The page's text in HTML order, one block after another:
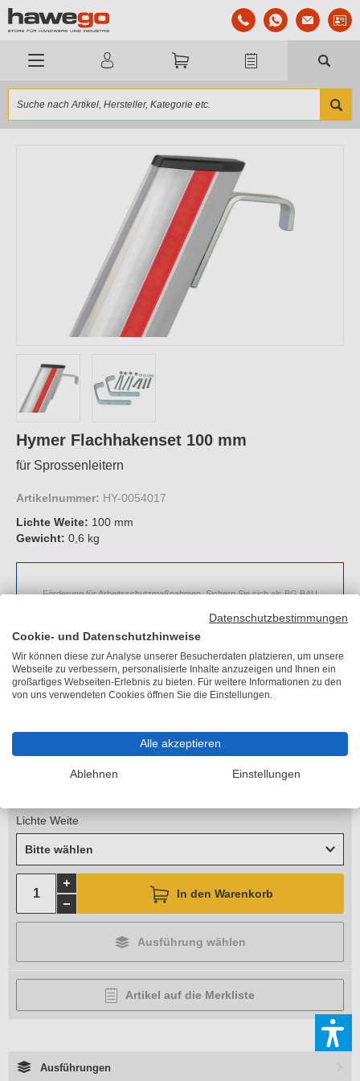
Hymer Flachhakenset 100 mm
für Sprossenleitern
Artikelnummer: HY-0054017
Lichte Weite: 100 mm
Gewicht: 0,6 kg
Förderung für Arbeitsschutzmaßnahmen. Sichern Sie sich als BG BAU
Arbeitsschutzprämie in Höhe von bis zu 50%.
59,00 €
inkl. MwSt.
Lichte Weite
Bitte wählen
In den Warenkorb
Ausführung wählen
Artikel auf die Merkliste
Ausführungen
Datenschutzbestimmungen
Cookie- und Datenschutzhinweise
Wir können diese zur Analyse unserer Besucherdaten platzieren, um unsere
Webseite zu verbessern, personalisierte Inhalte anzuzeigen und Ihnen ein
großartiges Webseiten-Erlebnis zu bieten. Für weitere Informationen zu den
von uns verwendeten Cookies öffnen Sie die Einstellungen.
Alle akzeptieren
Ablehnen Einstellungen